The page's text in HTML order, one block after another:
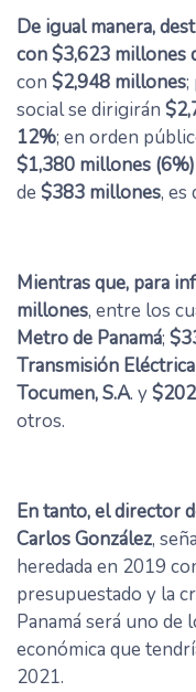
De igual manera,
con $3,623 millones
con $2,948 millones;
social se dirigirán
12%; en orden
$1,380 millones (6%)
de $383 millones, es
Mientras que, para
millones, entre los
Metro de Panamá;
Transmisión
Tocumen, S.A. y
otros.
En tanto, el director
Carlos González,
heredada en 2019
presupuestado y la
Panamá será uno de
económica que
2021.